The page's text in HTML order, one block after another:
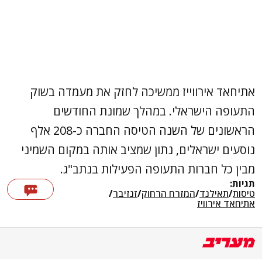
אתיחאד אירווייז ממשיכה לחזק את מעמדה בשוק
התעופה הישראלי. במהלך שמונת החודשים
הראשונים של השנה הטיסה החברה כ-208 אלף
נוסעים ישראלים, נתון שמציב אותה במקום השמיני
מבין כל חברות התעופה הפעילות בנתב"ג.
תגיות:
טיסות/תאילנד/המזרח הרחוק/זנזיבר/
אתיחאד אירוויז